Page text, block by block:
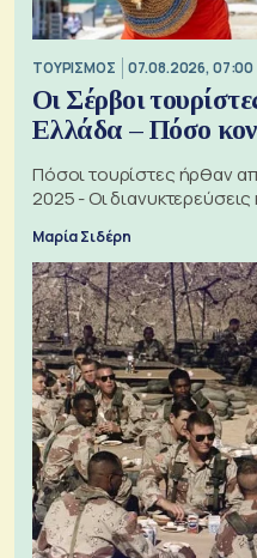
ΤΟΥΡΙΣΜΟΣ 07.08.2026, 07:00
Οι Σέρβοι
Ελλάδα – Πόσο
Πόσοι τουρίστες ήρθαν
2025 - Οι
Μαρία Σιδέρη